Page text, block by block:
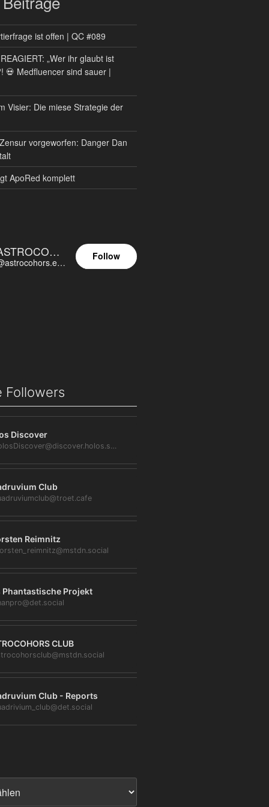
ist offen | QC #089
„Wer ihr glaubt ist
💀 Medfluencer sind sauer |
Visier: Die miese Strategie der
vorgeworfen: Danger Dan
ApoRed komplett
ASTROCOHORS EUNOIA ULTIMA
@astrocohors.eu@astrocohors.eu
Follow
Followers
Discover
@HolosDiscover@discover.holos.social
Club
Reimnitz
Phantastische Projekt
CLUB
Club - Reports